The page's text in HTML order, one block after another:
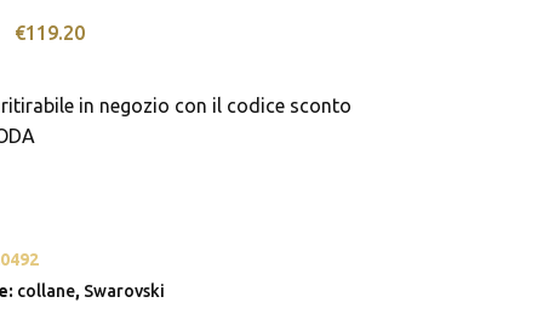
Il
originale
€119.20Il
in negozio con il codice sconto
collane, Swarovski